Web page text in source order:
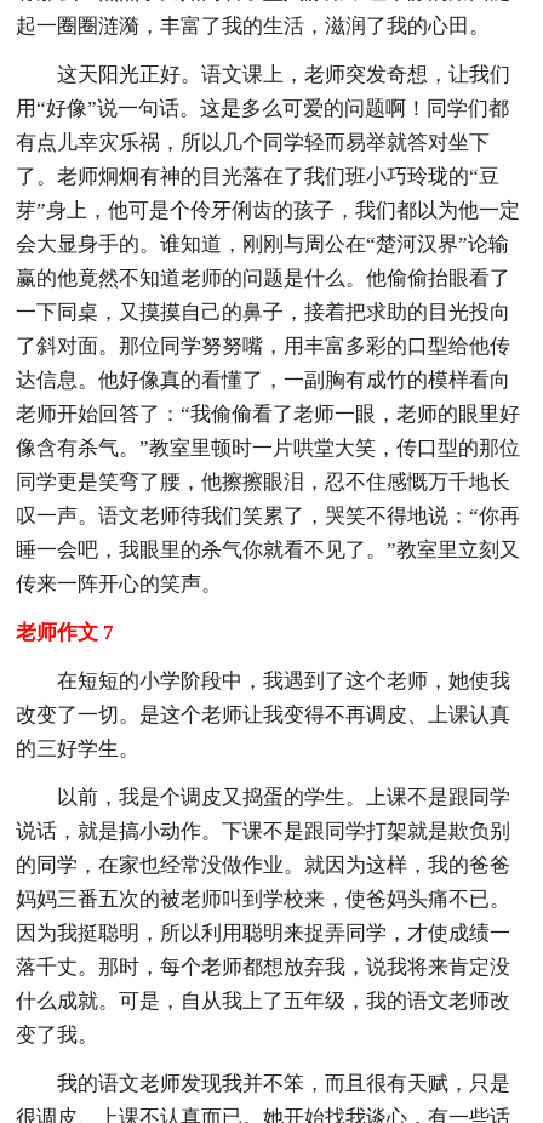
起一圈圈涟漪，丰富了我的生活，滋润了我的心田。
这天阳光正好。语文课上，老师突发奇想，让我们
用“好像”说一句话。这是多么可爱的问题啊！同学们都
有点儿幸灾乐祸，所以几个同学轻而易举就答对坐下
了。老师炯炯有神的目光落在了我们班小巧玲珑的“豆
芽”身上，他可是个伶牙俐齿的孩子，我们都以为他一定
会大显身手的。谁知道，刚刚与周公在“楚河汉界”论输
赢的他竟然不知道老师的问题是什么。他偷偷抬眼看了
一下同桌，又摸摸自己的鼻子，接着把求助的目光投向
了斜对面。那位同学努努嘴，用丰富多彩的口型给他传
达信息。他好像真的看懂了，一副胸有成竹的模样看向
老师开始回答了：“我偷偷看了老师一眼，老师的眼里好
像含有杀气。”教室里顿时一片哄堂大笑，传口型的那位
同学更是笑弯了腰，他擦擦眼泪，忍不住感慨万千地长
叹一声。语文老师待我们笑累了，哭笑不得地说：“你再
睡一会吧，我眼里的杀气你就看不见了。”教室里立刻又
传来一阵开心的笑声。
老师作文 7
在短短的小学阶段中，我遇到了这个老师，她使我
改变了一切。是这个老师让我变得不再调皮、上课认真
的三好学生。
以前，我是个调皮又捣蛋的学生。上课不是跟同学
说话，就是搞小动作。下课不是跟同学打架就是欺负别
的同学，在家也经常没做作业。就因为这样，我的爸爸
妈妈三番五次的被老师叫到学校来，使爸妈头痛不已。
因为我挺聪明，所以利用聪明来捉弄同学，才使成绩一
落千丈。那时，每个老师都想放弃我，说我将来肯定没
什么成就。可是，自从我上了五年级，我的语文老师改
变了我。
我的语文老师发现我并不笨，而且很有天赋，只是
很调皮、上课不认真而已。她开始找我谈心，有一些话